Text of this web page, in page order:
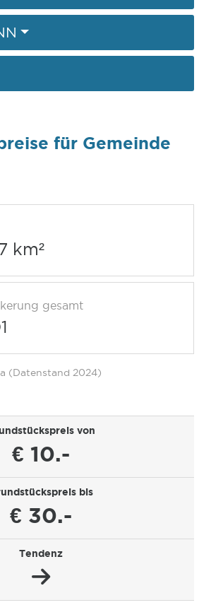
für Gemeinde
km²
gesamt
(Datenstand 2024)
von
€ 10.-
bis
€ 30.-
Tendenz